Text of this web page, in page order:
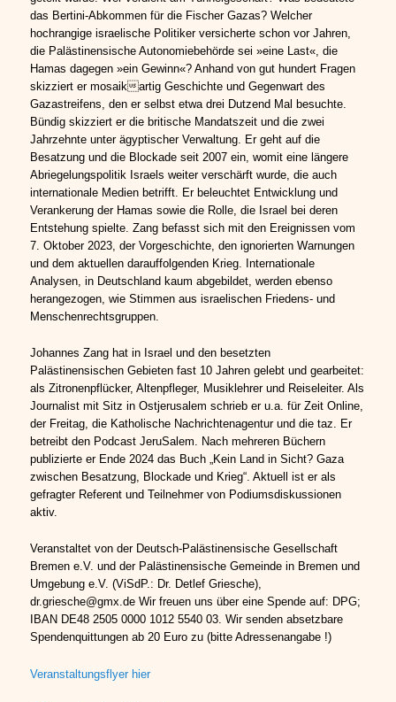
das Bertini-Abkommen für die Fischer Gazas? Welcher
hochrangige israelische Politiker versicherte schon vor Jahren,
die Palästinensische Autonomiebehörde sei »eine Last«, die
Hamas dagegen »ein Gewinn«? Anhand von gut hundert Fragen
skizziert er mosaikartig Geschichte und Gegenwart des
Gazastreifens, den er selbst etwa drei Dutzend Mal besuchte.
Bündig skizziert er die britische Mandatszeit und die zwei
Jahrzehnte unter ägyptischer Verwaltung. Er geht auf die
Besatzung und die Blockade seit 2007 ein, womit eine längere
Abriegelungspolitik Israels weiter verschärft wurde, die auch
internationale Medien betrifft. Er beleuchtet Entwicklung und
Verankerung der Hamas sowie die Rolle, die Israel bei deren
Entstehung spielte. Zang befasst sich mit den Ereignissen vom
7. Oktober 2023, der Vorgeschichte, den ignorierten Warnungen
und dem aktuellen darauffolgenden Krieg. Internationale
Analysen, in Deutschland kaum abgebildet, werden ebenso
herangezogen, wie Stimmen aus israelischen Friedens- und
Menschenrechtsgruppen.
Johannes Zang hat in Israel und den besetzten
Palästinensischen Gebieten fast 10 Jahren gelebt und gearbeitet:
als Zitronenpflücker, Altenpfleger, Musiklehrer und Reiseleiter. Als
Journalist mit Sitz in Ostjerusalem schrieb er u.a. für Zeit Online,
der Freitag, die Katholische Nachrichtenagentur und die taz. Er
betreibt den Podcast JeruSalem. Nach mehreren Büchern
publizierte er Ende 2024 das Buch „Kein Land in Sicht? Gaza
zwischen Besatzung, Blockade und Krieg“. Aktuell ist er als
gefragter Referent und Teilnehmer von Podiumsdiskussionen
aktiv.
Veranstaltet von der Deutsch-Palästinensische Gesellschaft
Bremen e.V. und der Palästinensische Gemeinde in Bremen und
Umgebung e.V. (ViSdP.: Dr. Detlef Griesche),
dr.griesche@gmx.de Wir freuen uns über eine Spende auf: DPG;
IBAN DE48 2505 0000 1012 5540 03. Wir senden absetzbare
Spendenquittungen ab 20 Euro zu (bitte Adressenangabe !)
Veranstaltungsflyer hier